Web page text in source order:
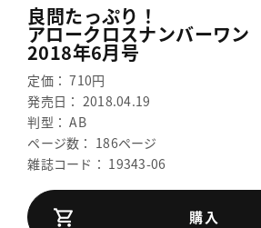
良問たっぷり！
アロークロスナンバーワン
2018年6月号
定価： 710円
発売日： 2018.04.19
判型： AB
ページ数： 186ページ
雑誌コード： 19343-06
購入